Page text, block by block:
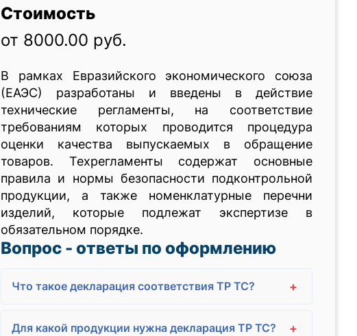
Стоимость
от 8000.00 руб.
В рамках Евразийского экономического союза
(ЕАЭС) разработаны и введены в действие
технические регламенты, на соответствие
требованиям которых проводится процедура
оценки качества выпускаемых в обращение
товаров. Техрегламенты содержат основные
правила и нормы безопасности подконтрольной
продукции, а также номенклатурные перечни
изделий, которые подлежат экспертизе в
обязательном порядке.
Вопрос - ответы по оформлению
Что такое декларация соответствия ТР ТС? +
Для какой продукции нужна декларация ТР ТС? +